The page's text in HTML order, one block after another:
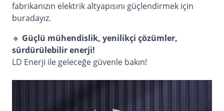
fabrikanızın elektrik altyapısını güçlendirmek için
buradayız.
🔹 Güçlü mühendislik, yenilikçi çözümler,
sürdürülebilir enerji!
LD Enerji ile geleceğe güvenle bakın!